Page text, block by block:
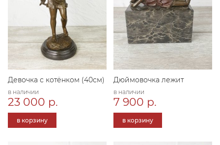
Девочка с котёнком (40см)
в наличии
23 000 р.
в корзину
Дюймовочка лежит
в наличии
7 900 р.
в корзину